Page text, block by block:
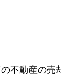
不動産の売